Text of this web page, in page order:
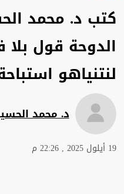
كتب د. محمد
الدوحة قول
لنتنياهو
د. محمد
19 أيلول 2025 , 22:26 م